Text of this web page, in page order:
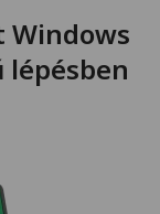
Windows
lépésben